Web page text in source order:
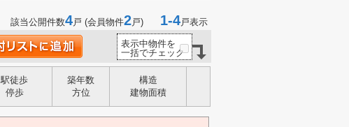
該当公開件数4戸 (会員物件2戸) 1-4戸表示
表示中物件を
一括でチェック
駅徒歩
停歩
築年数
方位
構造
建物面積